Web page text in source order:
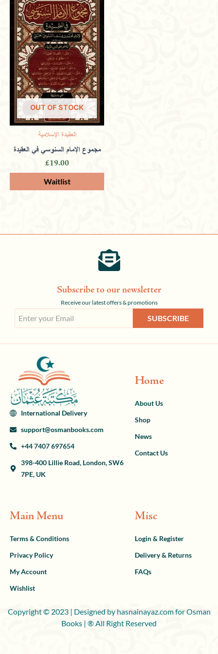
product may leave a review.
OUT OF STOCK
العقيدة الإسلامية
مجموع الإمام السنوسي في العقيدة
£19.00
Subscribe to our newsletter
Receive our latest offers & promotions
SUBSCRIBE
International Delivery
support@osmanbooks.com
+44 7407 697654
398-400 Lillie Road, London, SW6
7PE, UK
Home
About Us
Shop
News
Contact Us
Main Menu
Terms & Conditions
Privacy Policy
My Account
Wishlist
Misc
Login & Register
Delivery & Returns
FAQs
Copyright © 2023 | Designed by hasnainayaz.com for Osman
Books | ® All Right Reserved